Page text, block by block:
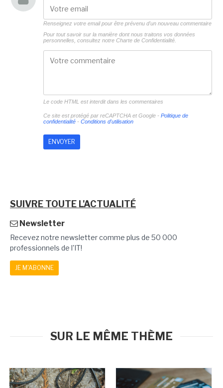
Renseignez votre email pour être prévenu d'un nouveau commentaire
Pour tout savoir sur la manière dont nous traitons vos données
personnelles, consultez notre Charte de Confidentialité.
Le code HTML est interdit dans les commentaires
Ce site est protégé par reCAPTCHA et Google - Politique de
confidentialité- Conditions d'utilisation
SUIVRE TOUTE L'ACTUALITÉ
Newsletter
Recevez notre newsletter comme plus de 50 000
professionnels de l'IT!
JE M'ABONNE
SUR LE MÊME THÈME